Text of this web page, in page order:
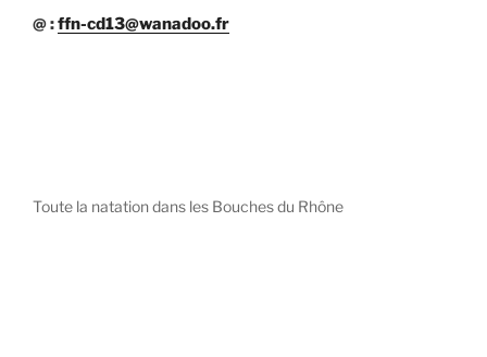
@ :ffn-cd13@wanadoo.fr
Toute la natation dans les Bouches du Rhône